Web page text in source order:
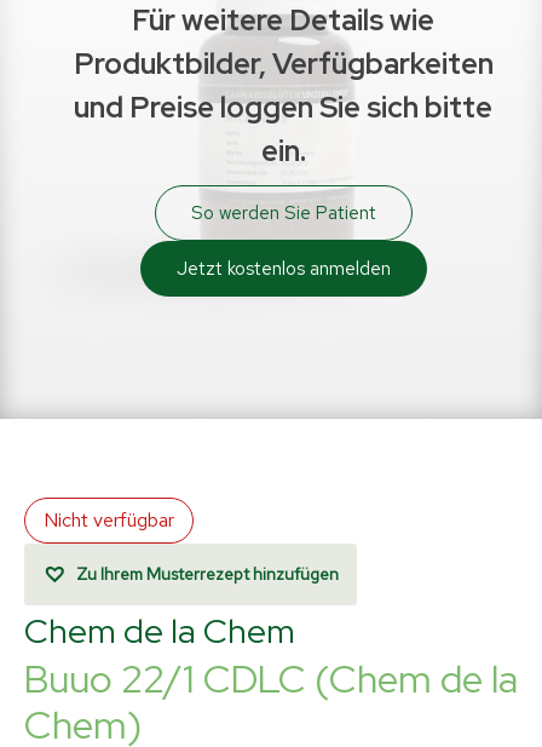
Für weitere Details wie
Produktbilder, Verfügbarkeiten
und Preise loggen Sie sich bitte
ein.
So werden Sie Patient
Jetzt kostenlos anmelden
Nicht verfügbar
Zu Ihrem Musterrezept hinzufügen
Chem de la Chem
Buuo 22/1 CDLC (Chem de la
Chem)